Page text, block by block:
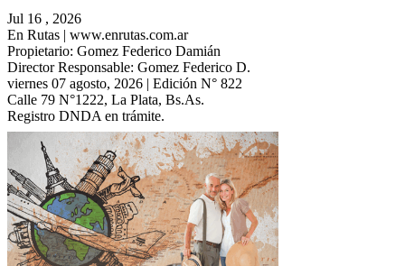
Jul 16 , 2026
En Rutas | www.enrutas.com.ar
Propietario: Gomez Federico Damián
Director Responsable: Gomez Federico D.
viernes 07 agosto, 2026 | Edición N° 822
Calle 79 N°1222, La Plata, Bs.As.
Registro DNDA en trámite.